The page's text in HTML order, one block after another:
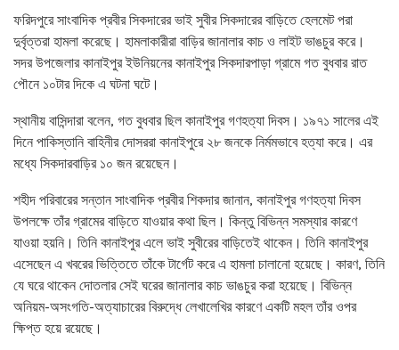
ফরিদপুরে সাংবাদিক প্রবীর সিকদারের ভাই সুবীর সিকদারের বাড়িতে হেলমেট পরা
দুর্বৃত্তরা হামলা করেছে। হামলাকারীরা বাড়ির জানালার কাচ ও লাইট ভাঙচুর করে।
সদর উপজেলার কানাইপুর ইউনিয়নের কানাইপুর সিকদারপাড়া গ্রামে গত বুধবার রাত
পৌনে ১০টার দিকে এ ঘটনা ঘটে।
স্থানীয় বাসিন্দারা বলেন, গত বুধবার ছিল কানাইপুর গণহত্যা দিবস। ১৯৭১ সালের এই
দিনে পাকিস্তানি বাহিনীর দোসররা কানাইপুরে ২৮ জনকে নির্মমভাবে হত্যা করে। এর
মধ্যে সিকদারবাড়ির ১০ জন রয়েছেন।
শহীদ পরিবারের সন্তান সাংবাদিক প্রবীর শিকদার জানান, কানাইপুর গণহত্যা দিবস
উপলক্ষে তাঁর গ্রামের বাড়িতে যাওয়ার কথা ছিল। কিন্তু বিভিন্ন সমস্যার কারণে
যাওয়া হয়নি। তিনি কানাইপুর এলে ভাই সুবীরের বাড়িতেই থাকেন। তিনি কানাইপুর
এসেছেন এ খবরের ভিত্তিতে তাঁকে টার্গেট করে এ হামলা চালানো হয়েছে। কারণ, তিনি
যে ঘরে থাকেন দোতলার সেই ঘরের জানালার কাচ ভাঙচুর করা হয়েছে। বিভিন্ন
অনিয়ম-অসংগতি-অত্যাচারের বিরুদ্ধে লেখালেখির কারণে একটি মহল তাঁর ওপর
ক্ষিপ্ত হয়ে রয়েছে।